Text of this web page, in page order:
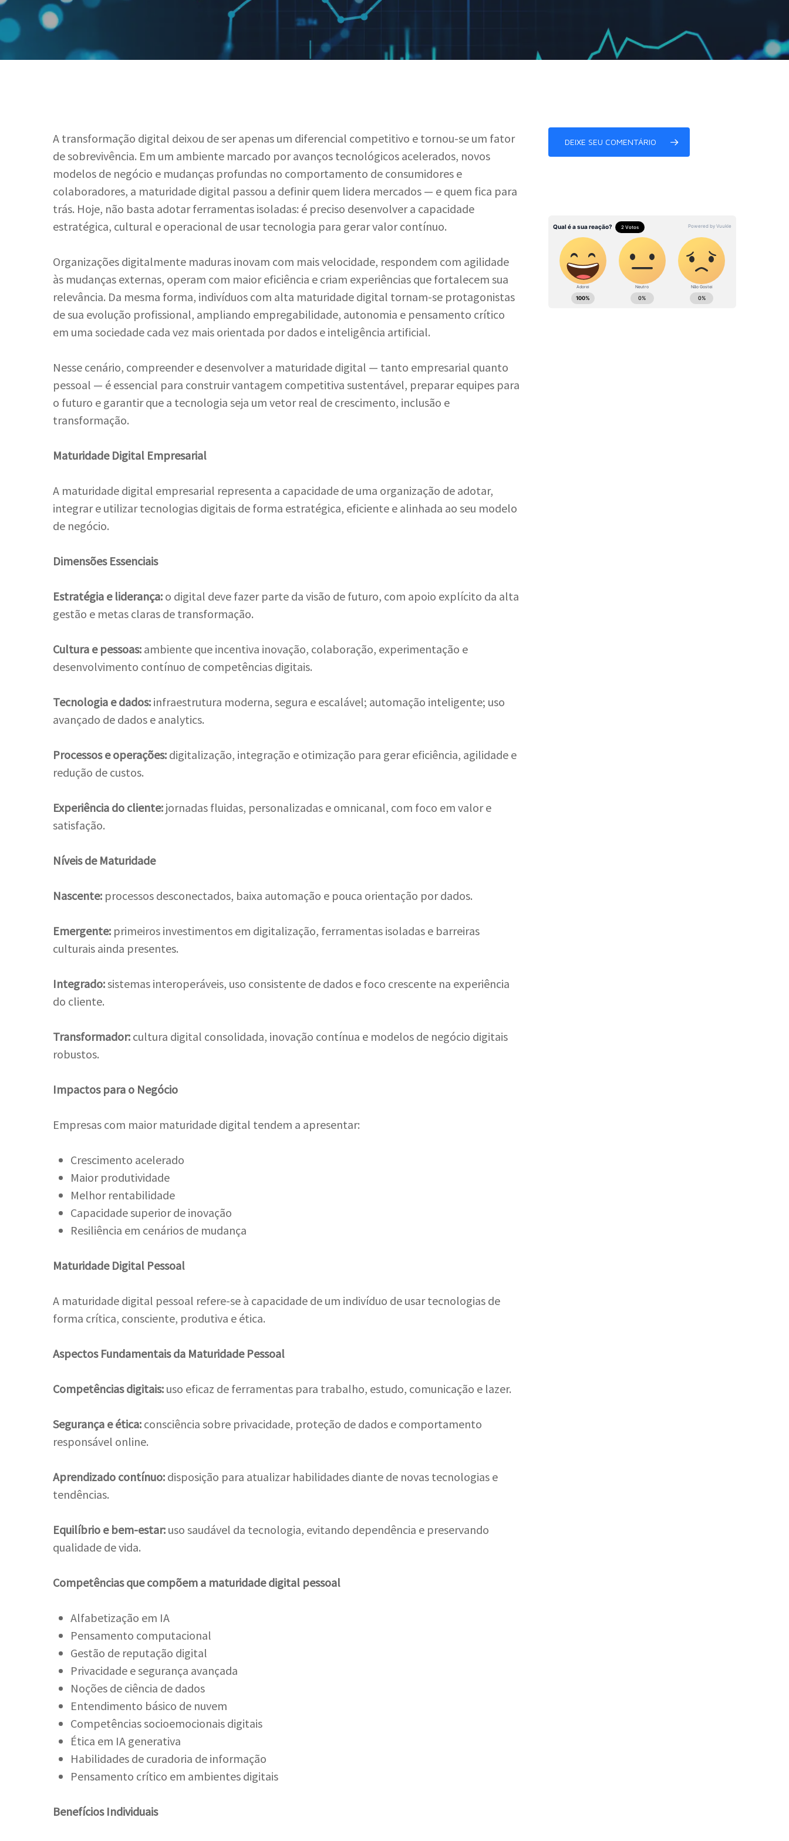
Hit enter to search or ESC to close
A transformação digital deixou de ser apenas um diferencial competitivo e tornou-se um fator
de sobrevivência. Em um ambiente marcado por avanços tecnológicos acelerados, novos
modelos de negócio e mudanças profundas no comportamento de consumidores e
colaboradores, a maturidade digital passou a definir quem lidera mercados — e quem fica para
trás. Hoje, não basta adotar ferramentas isoladas: é preciso desenvolver a capacidade
estratégica, cultural e operacional de usar tecnologia para gerar valor contínuo.
Organizações digitalmente maduras inovam com mais velocidade, respondem com agilidade
às mudanças externas, operam com maior eficiência e criam experiências que fortalecem sua
relevância. Da mesma forma, indivíduos com alta maturidade digital tornam-se protagonistas
de sua evolução profissional, ampliando empregabilidade, autonomia e pensamento crítico
em uma sociedade cada vez mais orientada por dados e inteligência artificial.
Nesse cenário, compreender e desenvolver a maturidade digital — tanto empresarial quanto
pessoal — é essencial para construir vantagem competitiva sustentável, preparar equipes para
o futuro e garantir que a tecnologia seja um vetor real de crescimento, inclusão e
transformação.
Maturidade Digital Empresarial
A maturidade digital empresarial representa a capacidade de uma organização de adotar,
integrar e utilizar tecnologias digitais de forma estratégica, eficiente e alinhada ao seu modelo
de negócio.
Dimensões Essenciais
Estratégia e liderança: o digital deve fazer parte da visão de futuro, com apoio explícito da alta
gestão e metas claras de transformação.
Cultura e pessoas: ambiente que incentiva inovação, colaboração, experimentação e
desenvolvimento contínuo de competências digitais.
Tecnologia e dados: infraestrutura moderna, segura e escalável; automação inteligente; uso
avançado de dados e analytics.
Processos e operações: digitalização, integração e otimização para gerar eficiência, agilidade e
redução de custos.
Experiência do cliente: jornadas fluidas, personalizadas e omnicanal, com foco em valor e
satisfação.
Níveis de Maturidade
Nascente: processos desconectados, baixa automação e pouca orientação por dados.
Emergente: primeiros investimentos em digitalização, ferramentas isoladas e barreiras
culturais ainda presentes.
Integrado:sistemas interoperáveis, uso consistente de dados e foco crescente na experiência
do cliente.
Transformador: cultura digital consolidada, inovação contínua e modelos de negócio digitais
robustos.
Impactos para o Negócio
Empresas com maior maturidade digital tendem a apresentar:
Crescimento acelerado
Maior produtividade
Melhor rentabilidade
Capacidade superior de inovação
Resiliência em cenários de mudança
Maturidade Digital Pessoal
A maturidade digital pessoal refere-se à capacidade de um indivíduo de usar tecnologias de
forma crítica, consciente, produtiva e ética.
Aspectos Fundamentais da Maturidade Pessoal
Competências digitais: uso eficaz de ferramentas para trabalho, estudo, comunicação e lazer.
Segurança e ética: consciência sobre privacidade, proteção de dados e comportamento
responsável online.
Aprendizado contínuo: disposição para atualizar habilidades diante de novas tecnologias e
tendências.
Equilíbrio e bem-estar: uso saudável da tecnologia, evitando dependência e preservando
qualidade de vida.
Competências que compõem a maturidade digital pessoal
Alfabetização em IA
Pensamento computacional
Gestão de reputação digital
Privacidade e segurança avançada
Noções de ciência de dados
Entendimento básico de nuvem
Competências socioemocionais digitais
Ética em IA generativa
Habilidades de curadoria de informação
Pensamento crítico em ambientes digitais
Benefícios Individuais
DEIXE SEU COMENTÁRIO